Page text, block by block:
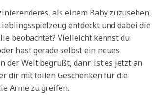
als einem Baby zuzusehen,
entdeckt und dabei die
beobachtet? Vielleicht kennst du
hast gerade selbst ein neues
der Welt begrüßt, dann ist es jetzt an
dir mit tollen Geschenken für die
Arme zu greifen.